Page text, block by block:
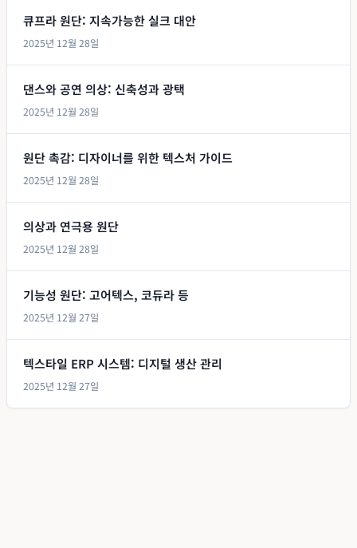
큐프라 원단: 지속가능한 실크 대안
2025년 12월 28일
댄스와 공연 의상: 신축성과 광택
2025년 12월 28일
원단 촉감: 디자이너를 위한 텍스처 가이드
2025년 12월 28일
의상과 연극용 원단
2025년 12월 28일
기능성 원단: 고어텍스, 코듀라 등
2025년 12월 27일
텍스타일 ERP 시스템: 디지털 생산 관리
2025년 12월 27일